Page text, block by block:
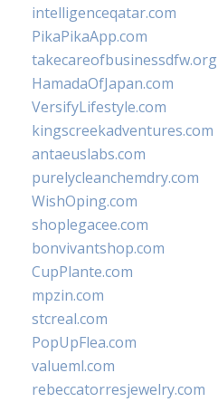
intelligenceqatar.com
PikaPikaApp.com
takecareofbusinessdfw.org
HamadaOfJapan.com
VersifyLifestyle.com
kingscreekadventures.com
antaeuslabs.com
purelycleanchemdry.com
WishOping.com
shoplegacee.com
bonvivantshop.com
CupPlante.com
mpzin.com
stcreal.com
PopUpFlea.com
valueml.com
rebeccatorresjewelry.com